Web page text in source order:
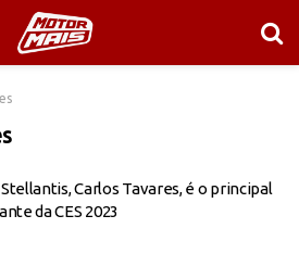
Stellantis, Carlos Tavares, é o principal
da CES 2023